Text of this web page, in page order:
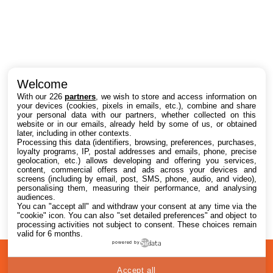
Intéressant ? Partagez !
A
Confidentialité
© 2012-2026
Welcome
With our 226partners , we wish to store and access information on
your devices (cookies, pixels in emails, etc.), combine and share
your personal data with our partners, whether collected on this
website or in our emails, already held by some of us, or obtained
later, including in other contexts.
Processing this data (identifiers, browsing, preferences, purchases,
loyalty programs, IP, postal addresses and emails, phone, precise
geolocation, etc.) allows developing and offering you services,
content, commercial offers and ads across your devices and
screens (including by email, post, SMS, phone, audio, and video),
personalising them, measuring their performance, and analysing
audiences.
You can "accept all" and withdraw your consent at any time via the
"cookie" icon. You can also "set detailed preferences" and object to
processing activities not subject to consent. These choices remain
valid for 6 months.
powered by
Accept all